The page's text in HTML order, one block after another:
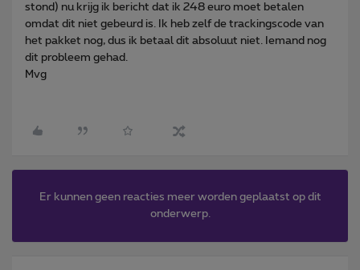
stond) nu krijg ik bericht dat ik 248 euro moet betalen
omdat dit niet gebeurd is. Ik heb zelf de trackingscode van
het pakket nog, dus ik betaal dit absoluut niet. Iemand nog
dit probleem gehad.
Mvg
Er kunnen geen reacties meer worden geplaatst op dit
onderwerp.